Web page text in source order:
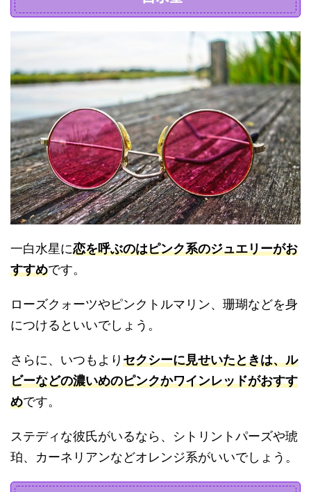
一白水星に恋を呼ぶのはピンク系のジュエリーがお
すすめです。
ローズクォーツやピンクトルマリン、珊瑚などを身
につけるといいでしょう。
さらに、いつもよりセクシーに見せいたときは、ル
ビーなどの濃いめのピンクかワインレッドがおすす
めです。
ステディな彼氏がいるなら、シトリントパーズや琥
珀、カーネリアンなどオレンジ系がいいでしょう。